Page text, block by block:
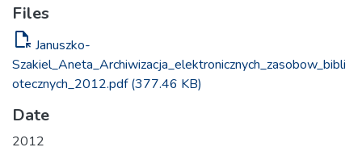
Files
file_open Januszko-
Szakiel_Aneta_Archiwizacja_elektronicznych_zasobow_bibli
otecznych_2012.pdf(377.46 KB)
Date
2012